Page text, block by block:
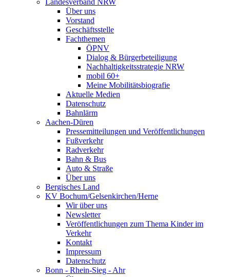
Landesverband NRW
Über uns
Vorstand
Geschäftsstelle
Fachthemen
ÖPNV
Dialog & Bürgerbeteiligung
Nachhaltigkeitsstrategie NRW
mobil 60+
Meine Mobilitätsbiografie
Aktuelle Medien
Datenschutz
Bahnlärm
Aachen-Düren
Pressemitteilungen und Veröffentlichungen
Fußverkehr
Radverkehr
Bahn & Bus
Auto & Straße
Über uns
Bergisches Land
KV Bochum/Gelsenkirchen/Herne
Wir über uns
Newsletter
Veröffentlichungen zum Thema Kinder im
Verkehr
Kontakt
Impressum
Datenschutz
Bonn - Rhein-Sieg - Ahr